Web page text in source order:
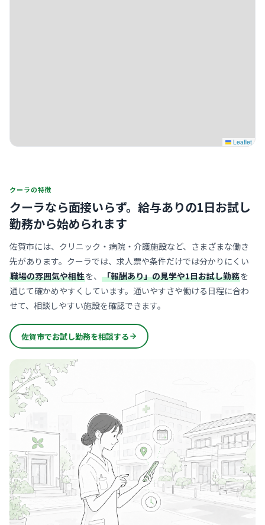
Leaflet
クーラの特徴
クーラなら面接いらず。 給与ありの1日お試し
勤務から始められます
佐賀市には、クリニック・病院・介護施設など、さまざまな働き
先があります。クーラでは、求人票や条件だけでは分かりにくい
職場の雰囲気や相性を、 「報酬あり」の見学や1日お試し勤務を
通じて確かめやすくしています。通いやすさや働ける日程に合わ
せて、相談しやすい施設を確認できます。
佐賀市でお試し勤務を相談する